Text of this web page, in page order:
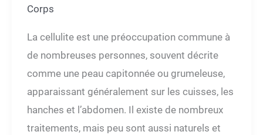
Corps
La cellulite est une préoccupation commune à
de nombreuses personnes, souvent décrite
comme une peau capitonnée ou grumeleuse,
apparaissant généralement sur les cuisses, les
hanches et l’abdomen. Il existe de nombreux
traitements, mais peu sont aussi naturels et